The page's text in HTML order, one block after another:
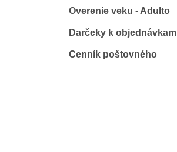
Overenie veku - Adulto
Darčeky k objednávkam
Cenník poštovného